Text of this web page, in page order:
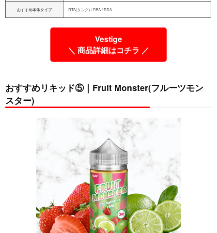
おすすめ本体タイプ RTA(タンク) / RBA / RDA
Vestige
＼ 商品詳細はコチラ ／
おすすめリキッド⑤｜Fruit Monster(フルーツモン
スター)